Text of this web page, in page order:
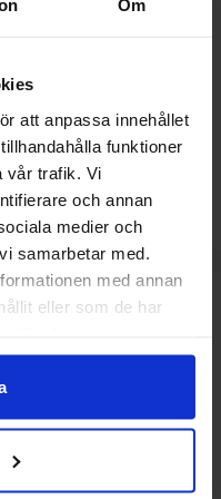
Om
att anpassa innehållet
funktioner
vår trafik. Vi
och annan
medier och
samarbetar med.
med annan
eller som de har
anmeldelser
59.90 kr (2026-08-06)